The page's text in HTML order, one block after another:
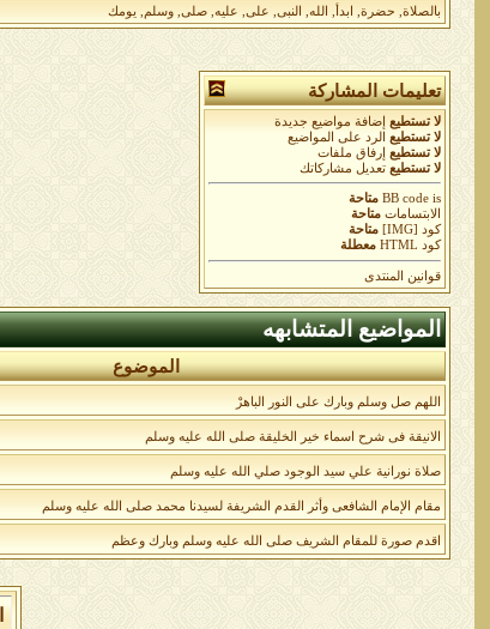
بالصلاة حضرة ابدأ الله النبى على عليه ,صلى ,وسلم يومك
تعليمات المشاركة
لا تستطيع
إضافة مواضيع جديدة
لا تستطيع
الرد على المواضيع
لا تستطيع
إرفاق ملفات
لا تستطيع تعديل مشاركاتك
BB codeis
متاحة
الابتسامات متاحة
كود [IMG]
متاحة
كود HTML
معطلة
قوانين المنتدى
المواضيع المتشابهه
الموضوع
اللهم صل وسلم وبارك على النور الباهرْ
الانيقة فى شرح اسماء خير الخليقة صلى الله عليه وسلم
صلاة نورانية علي سيد الوجود صلي الله عليه وسلم
مقام الإمام الشافعى وأثر القدم الشريفة لسيدنا محمد صلى الله عليه وسلم
اقدم صورة للمقام الشريف صلى الله عليه وسلم وبارك وعظم